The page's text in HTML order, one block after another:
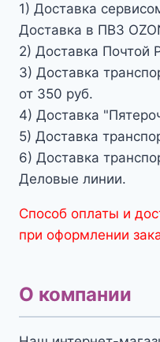
1) Доставка
Доставка в ПВЗ
2) Доставка Почтой
3) Доставка
от 350 руб.
4) Доставка
5) Доставка
6) Доставка
Деловые линии.
Способ оплаты и
при оформлении
О компании